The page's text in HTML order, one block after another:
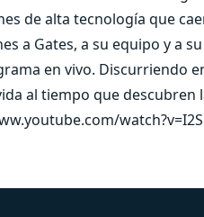
de alta tecnología que
a Gates, a su equipo y a
en vivo. Discurriendo
al tiempo que descubren